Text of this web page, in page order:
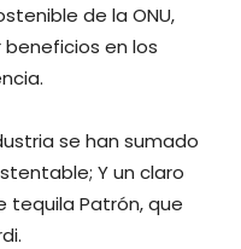
de la ONU,
en los
se han sumado
Y un claro
tequila Patrón, que